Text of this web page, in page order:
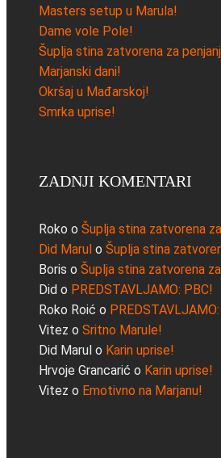
Masters setup u Marula!
Dame vole Pole!
Šuplja stina zatvorena za
Marjanski dani!
Okršaj u Mađarskoj!
Smrka uprise!
ZADNJI KOMENTARI
Roko o Šuplja stina zatvorena
Did Marul o Šuplja stina
Boris o Šuplja stina zatvorena
Did o PREDSTAVLJAMO: PBC!
Roko Roić o
Vitez o Sritno Marule!
Did Marul o Karin uprise!
Hrvoje Grancarić o Karin uprise!
Vitez o Emotivno na Marjanu!